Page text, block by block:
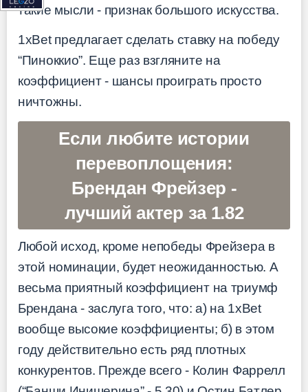
такие мысли - признак большого искусства.
1xBet предлагает сделать ставку на победу
“Пиноккио”. Еще раз взгляните на
коэффициент - шансы проиграть просто
ничтожны.
Если любите истории
перевоплощения:
Брендан Фрейзер -
лучший актер за 1.82
Любой исход, кроме непобеды Фрейзера в
этой номинации, будет неожиданностью. А
весьма приятный коэффициент на триумф
Брендана - заслуга того, что: а) на 1xBet
вообще высокие коэффициенты; б) в этом
году действительно есть ряд плотных
конкурентов. Прежде всего - Колин Фаррелл